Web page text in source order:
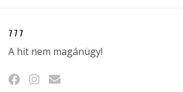
777
A hit nem magánügy!